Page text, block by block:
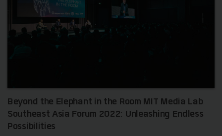
Beyond the Elephant in the Room MIT Media Lab
Southeast Asia Forum 2022: Unleashing Endless
Possibilities